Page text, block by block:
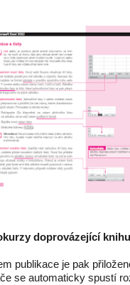
doprovázející knihu
publikace je pak
se automaticky spustí